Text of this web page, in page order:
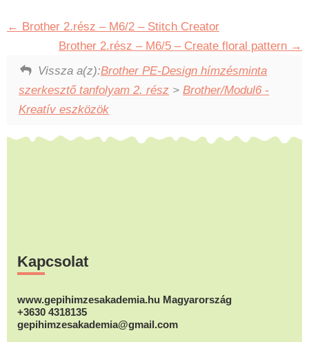
Brother 2.rész – M6/2 – Stitch Creator
Brother 2.rész – M6/5 – Create floral pattern
Vissza a(z):Brother PE-Design hímzésminta
szerkesztő tanfolyam 2. rész >Brother/Modul6 -
Kreatív eszközök
Kapcsolat
www.gepihimzesakademia.hu Magyarország
+3630 4318135
gepihimzesakademia@gmail.com